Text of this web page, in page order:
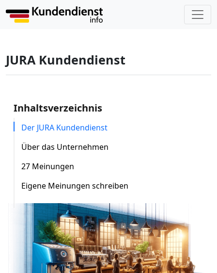
JURA Kundendienst
Inhaltsverzeichnis
Der JURA Kundendienst
Über das Unternehmen
27 Meinungen
Eigene Meinungen schreiben